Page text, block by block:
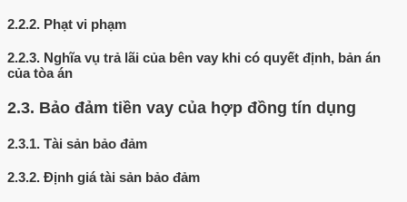
2.2.2. Phạt vi phạm
2.2.3. Nghĩa vụ trả lãi của bên vay khi có quyết định, bản án
của tòa án
2.3. Bảo đảm tiền vay của hợp đồng tín dụng
2.3.1. Tài sản bảo đảm
2.3.2. Định giá tài sản bảo đảm